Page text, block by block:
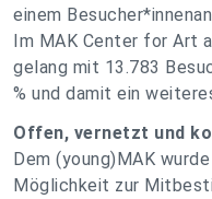
einem
Im MAK Center for Art
gelang mit 13.783
% und damit ein
Offen, vernetzt und
Dem (young)MAK
Möglichkeit zur